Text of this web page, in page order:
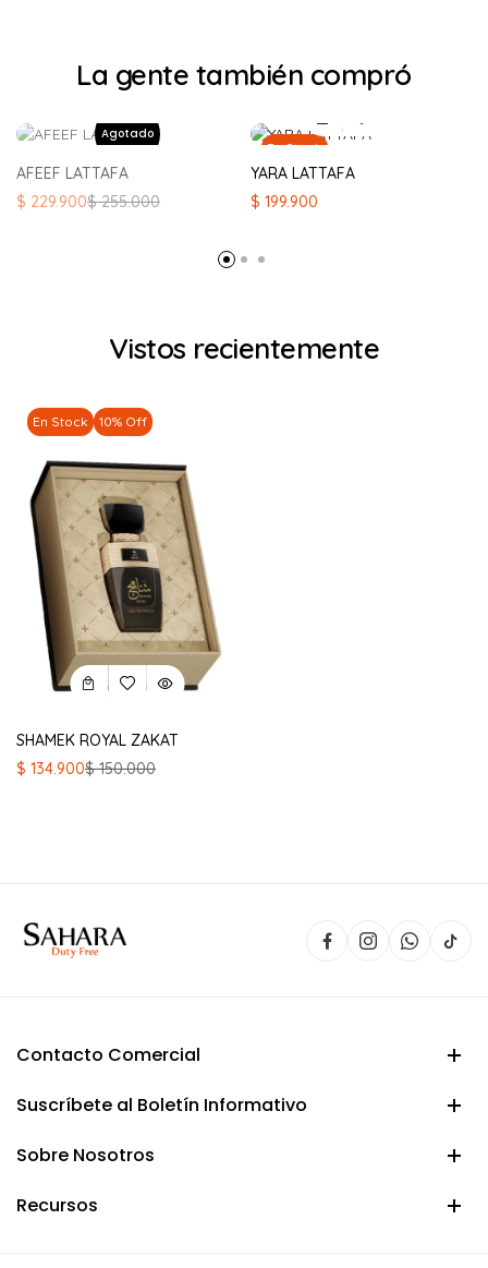
La gente también compró
AFEEF LATTAFA
$255.000
El
$ 229.900
El
En Stock
YARA LATTAFA
$ 199.900
Vistos recientemente
En Stock 10% Off
SHAMEK ROYAL ZAKAT
$150.000
El
$ 134.900
El
Contacto Comercial
Suscríbete al Boletín Informativo
Sobre Nosotros
Recursos